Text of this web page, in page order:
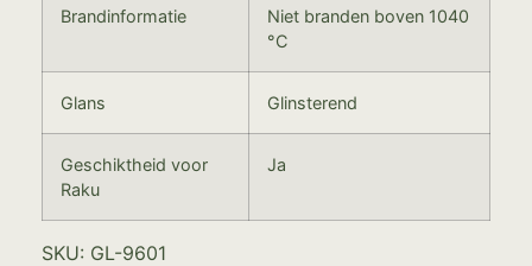
Brandinformatie
Niet branden boven 1040
°C
Glans Glinsterend
Geschiktheid voor
Raku
Ja
SKU: GL-9601